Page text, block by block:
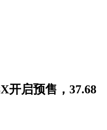
开启预售，37.68